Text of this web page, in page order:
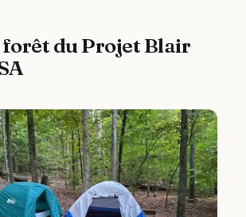
forêt du Projet Blair